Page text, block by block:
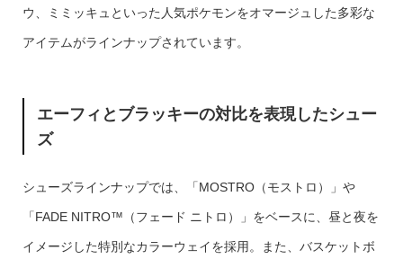
ウ、ミミッキュといった人気ポケモンをオマージュした多彩な
アイテムがラインナップされています。
エーフィとブラッキーの対比を表現したシュー
ズ
シューズラインナップでは、「MOSTRO（モストロ）」や
「FADE NITRO™（フェード ニトロ）」をベースに、昼と夜を
イメージした特別なカラーウェイを採用。また、バスケットボ